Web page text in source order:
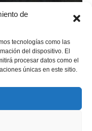
de
tecnologías como las
del dispositivo. El
procesar datos como el
únicas en este sitio.